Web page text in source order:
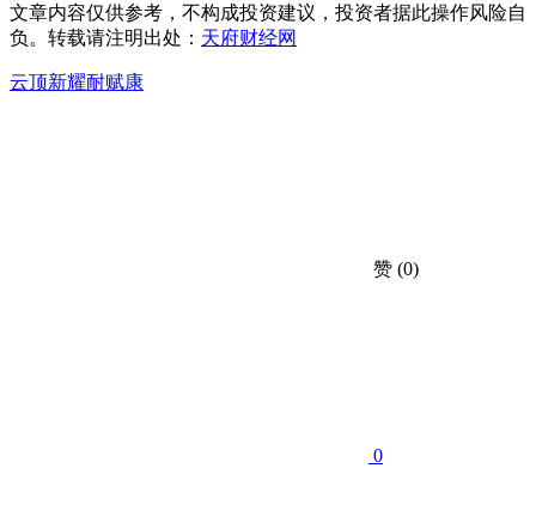
文章内容仅供参考，不构成投资建议，投资者据此操作风险自
负。转载请注明出处： 天府财经网
云顶新耀耐赋康
赞 (0)
0